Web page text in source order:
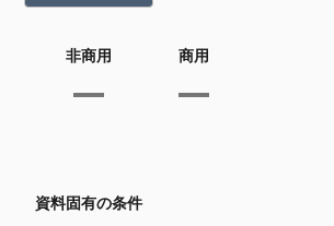
非商用 商用
資料固有の条件